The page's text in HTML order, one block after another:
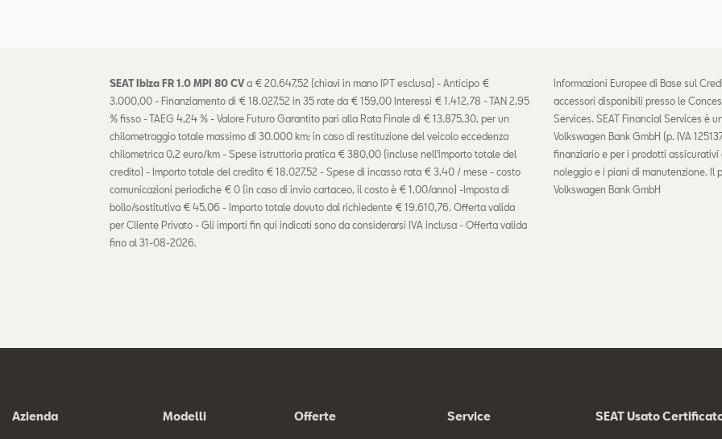
SEAT Ibiza FR 1.0 MPI 80 CV a € 20.647,52 (chiavi in mano IPT esclusa) - Anticipo €
3.000,00 - Finanziamento di € 18.027,52 in 35 rate da € 159,00 Interessi € 1.412,78 - TAN 2,95
% fisso - TAEG 4,24 % - Valore Futuro Garantito pari alla Rata Finale di € 13.875,30, per un
chilometraggio totale massimo di 30.000 km; in caso di restituzione del veicolo eccedenza
chilometrica 0,2 euro/km - Spese istruttoria pratica € 380,00 (incluse nell'importo totale del
credito) - Importo totale del credito € 18.027,52 - Spese di incasso rata € 3,40 / mese - costo
comunicazioni periodiche € 0 (in caso di invio cartaceo, il costo è € 1,00/anno) -Imposta di
bollo/sostitutiva € 45,06 - Importo totale dovuto dal richiedente € 19.610,76. Offerta valida
per Cliente Privato - Gli importi fin qui indicati sono da considerarsi IVA inclusa - Offerta valida
fino al 31-08-2026.
Informazioni Europee di Base sul
accessori disponibili presso le
Services. SEAT Financial Services è
Volkswagen Bank GmbH (p. IVA
finanziario e per i prodotti assicurativi
noleggio e i piani di manutenzione. Il
Volkswagen Bank GmbH
Azienda Modelli Offerte Service SEAT Usato